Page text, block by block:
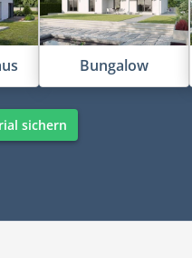
Bungalow
sichern